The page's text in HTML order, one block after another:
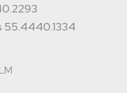
55.4440.1334